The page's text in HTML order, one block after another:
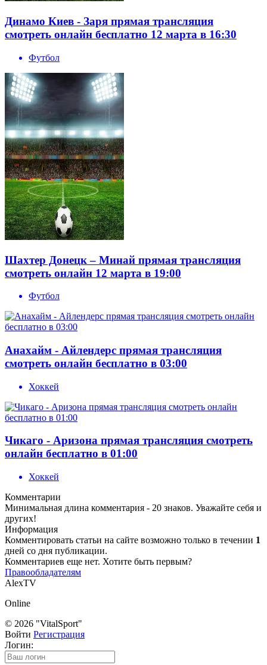
Динамо Киев - Заря прямая трансляция
смотреть онлайн бесплатно 12 марта в 16:30
Футбол
Шахтер Донецк – Минай прямая трансляция
смотреть онлайн 12 марта в 19:00
Футбол
Анахайм - Айлендерс прямая трансляция
смотреть онлайн бесплатно в 03:00
Хоккей
Чикаго - Аризона прямая трансляция смотреть
онлайн бесплатно в 01:00
Хоккей
Комментарии
Минимальная длина комментария - 20 знаков. Уважайте себя и
других!
Информация
Комментировать статьи на сайте возможно только в течении 1
дней со дня публикации.
Комментариев еще нет. Хотите быть первым?
Правообладателям
AlexTV
Online
© 2026 "VitalSport"
Войти Регистрация
Логин: